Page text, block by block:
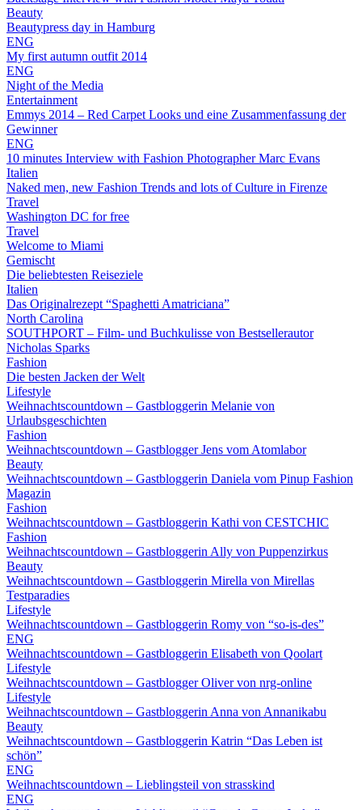
Beauty
Beautypress day in Hamburg
ENG
My first autumn outfit 2014
ENG
Night of the Media
Entertainment
Emmys 2014 – Red Carpet Looks und eine Zusammenfassung der
Gewinner
ENG
10 minutes Interview with Fashion Photographer Marc Evans
Italien
Naked men, new Fashion Trends and lots of Culture in Firenze
Travel
Washington DC for free
Travel
Welcome to Miami
Gemischt
Die beliebtesten Reiseziele
Italien
Das Originalrezept “Spaghetti Amatriciana”
North Carolina
SOUTHPORT – Film- und Buchkulisse von Bestsellerautor
Nicholas Sparks
Fashion
Die besten Jacken der Welt
Lifestyle
Weihnachtscountdown – Gastbloggerin Melanie von
Urlaubsgeschichten
Fashion
Weihnachtscountdown – Gastblogger Jens vom Atomlabor
Beauty
Weihnachtscountdown – Gastbloggerin Daniela vom Pinup Fashion
Magazin
Fashion
Weihnachtscountdown – Gastbloggerin Kathi von CESTCHIC
Fashion
Weihnachtscountdown – Gastbloggerin Ally von Puppenzirkus
Beauty
Weihnachtscountdown – Gastbloggerin Mirella von Mirellas
Testparadies
Lifestyle
Weihnachtscountdown – Gastbloggerin Romy von “so-is-des”
ENG
Weihnachtscountdown – Gastbloggerin Elisabeth von Qoolart
Lifestyle
Weihnachtscountdown – Gastblogger Oliver von nrg-online
Lifestyle
Weihnachtscountdown – Gastbloggerin Anna von Annanikabu
Beauty
Weihnachtscountdown – Gastbloggerin Katrin “Das Leben ist
schön”
ENG
Weihnachtscountdown – Lieblingsteil von strasskind
ENG